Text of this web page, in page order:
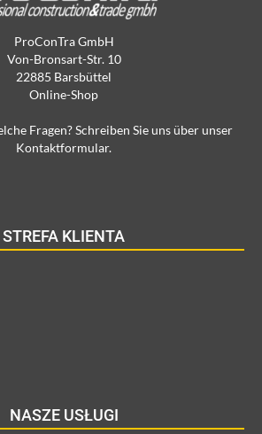
ProConTra GmbH
Von-Bronsart-Str. 10
22885 Barsbüttel
Online-Shop
Fragen? Schreiben Sie uns über unser
Kontaktformular.
STREFA KLIENTA
NASZE USŁUGI